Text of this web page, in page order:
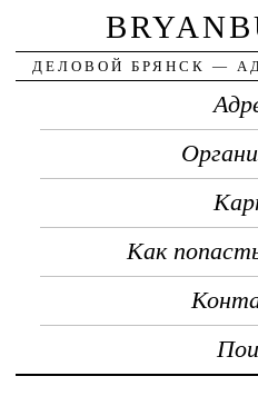
ДЕЛОВОЙ БРЯНСК —
Как